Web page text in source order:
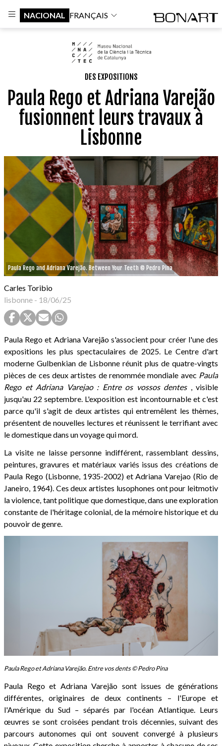
NACIONAL FRANÇAIS
DES EXPOSITIONS
Paula Rego et Adriana Varejão
fusionnent leurs travaux à
Lisbonne
Paula Rego and Adriana Varejão. Between Your Teeth © Pedro Pina
Carles Toribio
lisbonne - 18/06/25
Paula Rego et Adriana Varejão s'associent pour créer l'une des
expositions les plus spectaculaires de 2025. Le Centre d'art
moderne Gulbenkian de Lisbonne réunit plus de quatre-vingts
pièces de ces deux artistes de renommée mondiale avec Paula
Rego et Adriana Varejao : Entre os vossos dentes, visible
jusqu'au 22 septembre. L'exposition est incontournable et c'est
parce qu'il s'agit de deux artistes qui entremêlent les thèmes,
présentent de nouvelles lectures et réunissent le terrifiant avec
le domestique dans un voyage qui mord.
La visite ne laisse personne indifférent, rassemblant dessins,
peintures, gravures et matériaux variés issus des créations de
Paula Rego (Lisbonne, 1935-2002) et Adriana Varejao (Rio de
Janeiro, 1964). Ces deux artistes lusophones ont pour leitmotiv
la violence, tant politique que domestique, dans une exploration
constante de l'héritage colonial, de la mémoire historique et du
pouvoir de genre.
Paula Rego et Adriana Varejão. Entre vos dents © Pedro Pina
Paula Rego et Adriana Varejão sont issues de générations
différentes, originaires de deux continents – l'Europe et
l'Amérique du Sud – séparés par l'océan Atlantique. Leurs
œuvres se sont croisées pendant trois décennies, suivant des
parcours autonomes qui ont souvent convergé à plusieurs